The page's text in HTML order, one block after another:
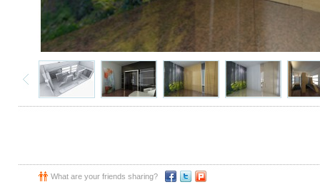
What are your friends sharing?